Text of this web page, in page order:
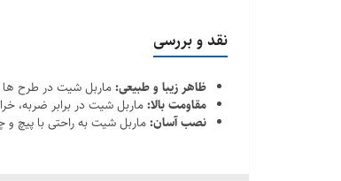
نقد و بررسی
ظاهر زیبا و طبیعی:ماربل شیت در طرح ها
مقاومت بالا:ماربل شیت در برابر ضربه،
نصب آسان:ماربل شیت به راحتی با پیچ